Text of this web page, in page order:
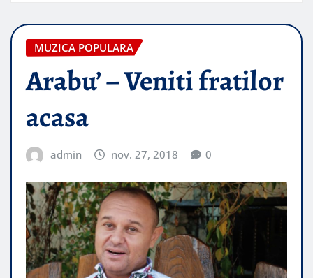
MUZICA POPULARA
Arabu’ – Veniti fratilor
acasa
admin nov. 27, 2018 0